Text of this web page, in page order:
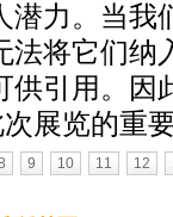
潜力。当我
法将它们纳
供引用。因
展览的重
9 10 11 12